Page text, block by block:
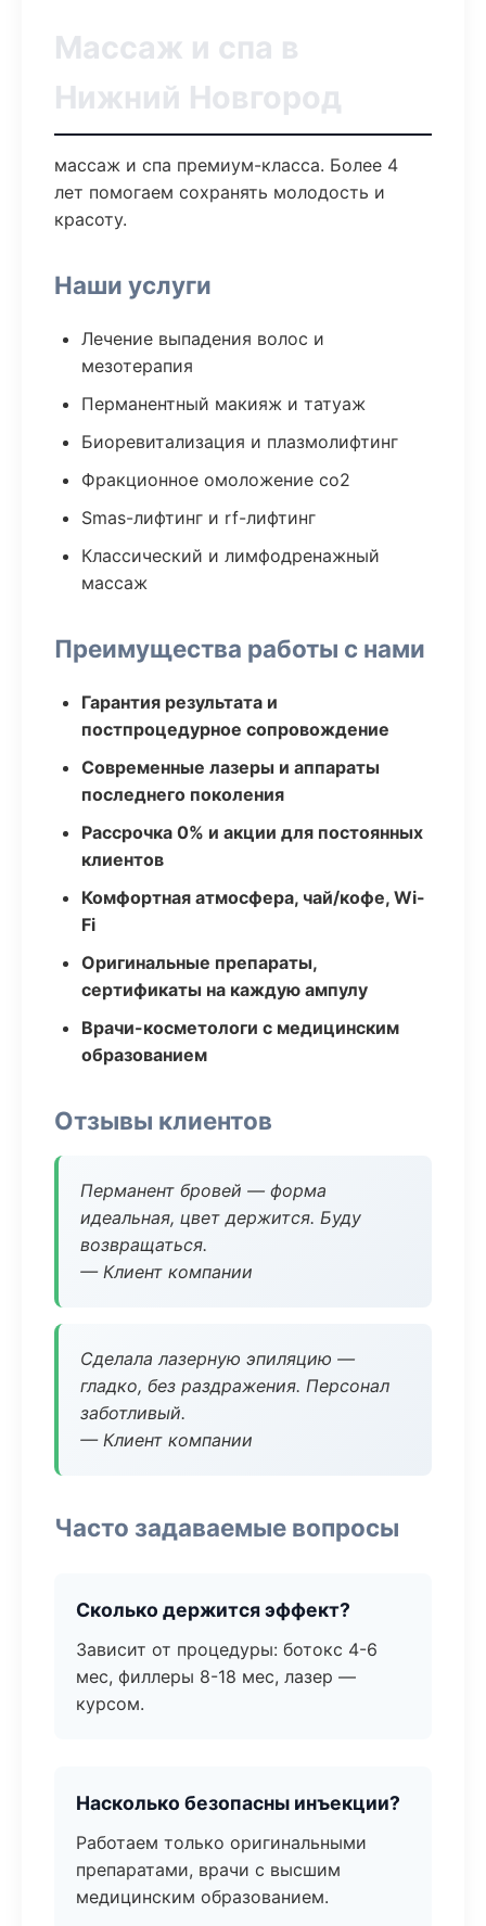
Массаж и спа в
Нижний Новгород
массаж и спа премиум-класса. Более 4
лет помогаем сохранять молодость и
красоту.
Наши услуги
Лечение выпадения волос и
мезотерапия
Перманентный макияж и татуаж
Биоревитализация и плазмолифтинг
Фракционное омоложение co2
Smas-лифтинг и rf-лифтинг
Классический и лимфодренажный
массаж
Преимущества работы с нами
Гарантия результата и
постпроцедурное сопровождение
Современные лазеры и аппараты
последнего поколения
Рассрочка 0% и акции для постоянных
клиентов
Комфортная атмосфера, чай/кофе, Wi-
Fi
Оригинальные препараты,
сертификаты на каждую ампулу
Врачи-косметологи с медицинским
образованием
Отзывы клиентов
Перманент бровей — форма
идеальная, цвет держится. Буду
возвращаться.
— Клиент компании
Сделала лазерную эпиляцию —
гладко, без раздражения. Персонал
заботливый.
— Клиент компании
Часто задаваемые вопросы
Сколько держится эффект?
Зависит от процедуры: ботокс 4-6
мес, филлеры 8-18 мес, лазер —
курсом.
Насколько безопасны инъекции?
Работаем только оригинальными
препаратами, врачи с высшим
медицинским образованием.